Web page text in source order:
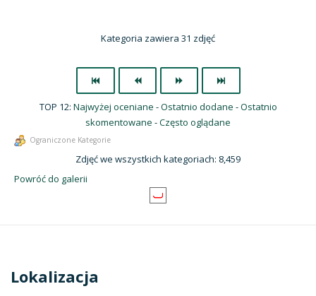
Kategoria zawiera 31 zdjęć
TOP 12: Najwyżej oceniane -Ostatnio dodane -Ostatnio
skomentowane -Często oglądane
Ograniczone Kategorie
Zdjęć we wszystkich kategoriach: 8,459
Powróć do galerii
Lokalizacja